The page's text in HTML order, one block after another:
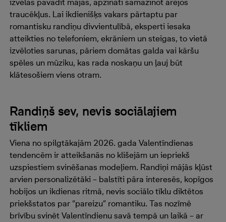
izvēlas pavadīt mājās, apzināti samazinot ārējos
traucēkļus. Lai ikdienišķs vakars pārtaptu par
romantisku randiņu divvientulībā, eksperti iesaka
atteikties no telefoniem, ekrāniem un steigas, to vietā
izvēloties sarunas, pāriem domātas galda vai kāršu
spēles un mūziku, kas rada noskaņu un ļauj būt
klātesošiem viens otram.
Randiņš sev, nevis sociālajiem
tīkliem
Viena no spilgtākajām 2026. gada Valentīndienas
tendencēm ir atteikšanās no klišejām un iepriekš
uzspiestiem svinēšanas modeļiem. Randiņi mājās kļūst
arvien personalizētāki – balstīti pāra interesēs, kopīgos
hobijos un ikdienas ritmā, nevis sociālo tīklu diktētos
priekšstatos par “pareizu” romantiku. Tas nozīmē
brīvību svinēt Valentīndienu savā tempā un laikā – ar